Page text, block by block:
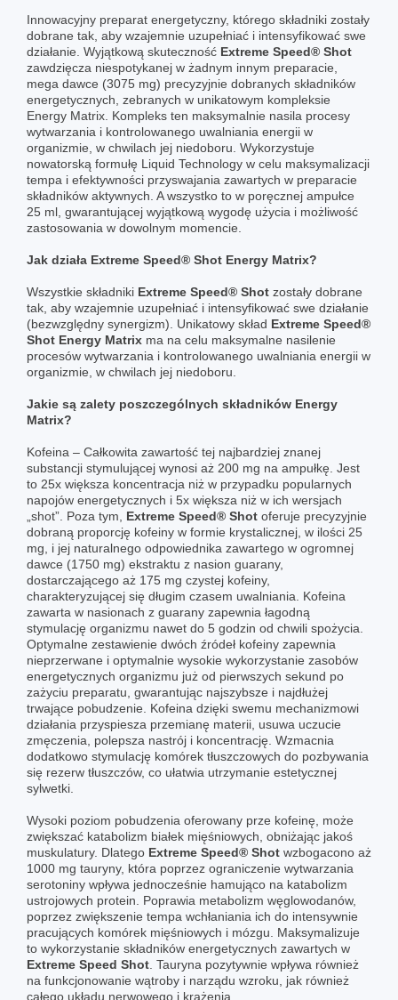
Innowacyjny preparat energetyczny, którego składniki zostały
dobrane tak, aby wzajemnie uzupełniać i intensyfikować swe
działanie. Wyjątkową skuteczność Extreme Speed® Shot
zawdzięcza niespotykanej w żadnym innym preparacie,
mega dawce (3075 mg) precyzyjnie dobranych składników
energetycznych, zebranych w unikatowym kompleksie
Energy Matrix. Kompleks ten maksymalnie nasila procesy
wytwarzania i kontrolowanego uwalniania energii w
organizmie, w chwilach jej niedoboru. Wykorzystuje
nowatorską formułę Liquid Technology w celu maksymalizacji
tempa i efektywności przyswajania zawartych w preparacie
składników aktywnych. A wszystko to w poręcznej ampułce
25 ml, gwarantującej wyjątkową wygodę użycia i możliwość
zastosowania w dowolnym momencie.
Jak działa Extreme Speed® Shot Energy Matrix?
Wszystkie składniki Extreme Speed® Shot zostały dobrane
tak, aby wzajemnie uzupełniać i intensyfikować swe działanie
(bezwzględny synergizm). Unikatowy skład Extreme Speed®
Shot Energy Matrix ma na celu maksymalne nasilenie
procesów wytwarzania i kontrolowanego uwalniania energii w
organizmie, w chwilach jej niedoboru.
Jakie są zalety poszczególnych składników Energy
Matrix?
Kofeina – Całkowita zawartość tej najbardziej znanej
substancji stymulującej wynosi aż 200 mg na ampułkę. Jest
to 25x większa koncentracja niż w przypadku popularnych
napojów energetycznych i 5x większa niż w ich wersjach
„shot”. Poza tym, Extreme Speed® Shot oferuje precyzyjnie
dobraną proporcję kofeiny w formie krystalicznej, w ilości 25
mg, i jej naturalnego odpowiednika zawartego w ogromnej
dawce (1750 mg) ekstraktu z nasion guarany,
dostarczającego aż 175 mg czystej kofeiny,
charakteryzującej się długim czasem uwalniania. Kofeina
zawarta w nasionach z guarany zapewnia łagodną
stymulację organizmu nawet do 5 godzin od chwili spożycia.
Optymalne zestawienie dwóch źródeł kofeiny zapewnia
nieprzerwane i optymalnie wysokie wykorzystanie zasobów
energetycznych organizmu już od pierwszych sekund po
zażyciu preparatu, gwarantując najszybsze i najdłużej
trwające pobudzenie. Kofeina dzięki swemu mechanizmowi
działania przyspiesza przemianę materii, usuwa uczucie
zmęczenia, polepsza nastrój i koncentrację. Wzmacnia
dodatkowo stymulację komórek tłuszczowych do pozbywania
się rezerw tłuszczów, co ułatwia utrzymanie estetycznej
sylwetki.
Wysoki poziom pobudzenia oferowany prze kofeinę, może
zwiększać katabolizm białek mięśniowych, obniżając jakoś
muskulatury. Dlatego Extreme Speed® Shot wzbogacono aż
1000 mg tauryny, która poprzez ograniczenie wytwarzania
serotoniny wpływa jednocześnie hamująco na katabolizm
ustrojowych protein. Poprawia metabolizm węglowodanów,
poprzez zwiększenie tempa wchłaniania ich do intensywnie
pracujących komórek mięśniowych i mózgu. Maksymalizuje
to wykorzystanie składników energetycznych zawartych w
Extreme Speed Shot . Tauryna pozytywnie wpływa również
na funkcjonowanie wątroby i narządu wzroku, jak również
całego układu nerwowego i krążenia.